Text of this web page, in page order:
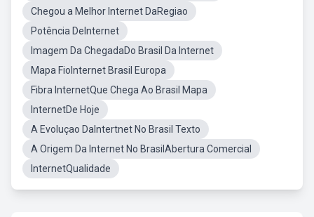
Chegou a Melhor Internet DaRegiao
Potência DeInternet
Imagem Da ChegadaDo Brasil Da Internet
Mapa FioInternet Brasil Europa
Fibra InternetQue Chega Ao Brasil Mapa
InternetDe Hoje
A Evoluçao DaIntertnet No Brasil Texto
A Origem Da Internet No BrasilAbertura Comercial
InternetQualidade